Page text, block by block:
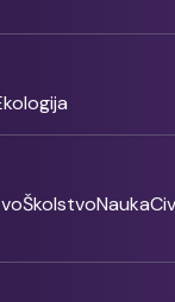
ŠkolstvoNauka